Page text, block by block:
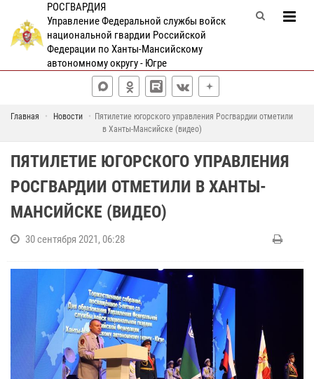
РОСГВАРДИЯ
Управление Федеральной службы войск
национальной гвардии Российской
Федерации по Ханты-Мансийскому
автономному округу - Югре
Главная Новости
Пятилетие югорского управления Росгвардии отметили
в Ханты-Мансийске (видео)
ПЯТИЛЕТИЕ ЮГОРСКОГО УПРАВЛЕНИЯ
РОСГВАРДИИ ОТМЕТИЛИ В ХАНТЫ-
МАНСИЙСКЕ (ВИДЕО)
30 сентября 2021, 06:28